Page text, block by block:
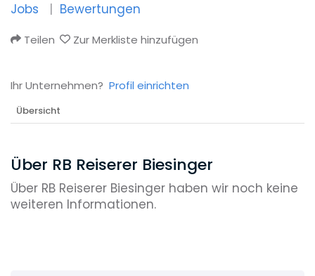
Jobs Bewertungen
Teilen Zur Merkliste hinzufügen
Ihr Unternehmen? Profil einrichten
Übersicht
Über RB Reiserer Biesinger
Über RB Reiserer Biesinger haben wir noch keine
weiteren Informationen.